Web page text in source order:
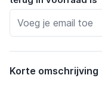
Korte omschrijving